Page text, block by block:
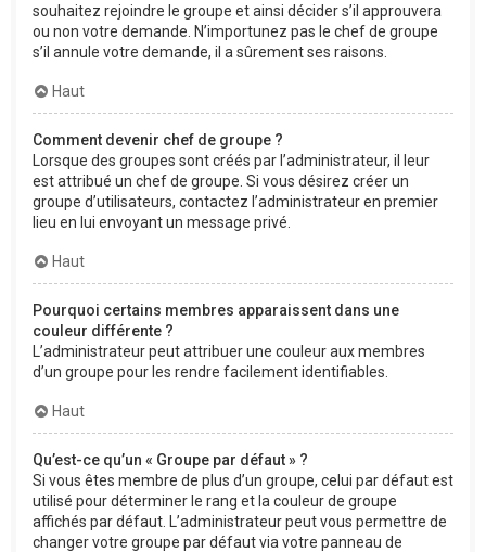
souhaitez rejoindre le groupe et ainsi décider s’il approuvera
ou non votre demande. N’importunez pas le chef de groupe
s’il annule votre demande, il a sûrement ses raisons.
Haut
Comment devenir chef de groupe ?
Lorsque des groupes sont créés par l’administrateur, il leur
est attribué un chef de groupe. Si vous désirez créer un
groupe d’utilisateurs, contactez l’administrateur en premier
lieu en lui envoyant un message privé.
Haut
Pourquoi certains membres apparaissent dans une
couleur différente ?
L’administrateur peut attribuer une couleur aux membres
d’un groupe pour les rendre facilement identifiables.
Haut
Qu’est-ce qu’un « Groupe par défaut » ?
Si vous êtes membre de plus d’un groupe, celui par défaut est
utilisé pour déterminer le rang et la couleur de groupe
affichés par défaut. L’administrateur peut vous permettre de
changer votre groupe par défaut via votre panneau de